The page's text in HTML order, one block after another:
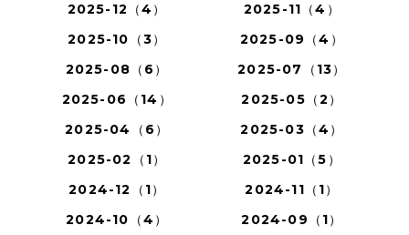
2025-12（4）
2025-11（4）
2025-10（3）
2025-09（4）
2025-08（6）
2025-07（13）
2025-06（14）
2025-05（2）
2025-04（6）
2025-03（4）
2025-02（1）
2025-01（5）
2024-12（1）
2024-11（1）
2024-10（4）
2024-09（1）